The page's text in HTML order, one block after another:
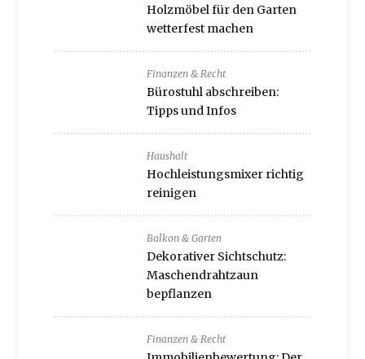
Holzmöbel für den Garten
wetterfest machen
Finanzen & Recht
Bürostuhl abschreiben:
Tipps und Infos
Haushalt
Hochleistungsmixer richtig
reinigen
Balkon & Garten
Dekorativer Sichtschutz:
Maschendrahtzaun
bepflanzen
Finanzen & Recht